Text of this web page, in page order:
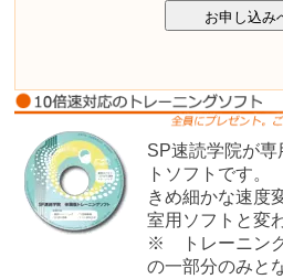
SP速読学院が専
トソフトです。
きめ細かな速度
室用ソフトと変
※ トレーニング
の一部分のみと